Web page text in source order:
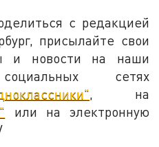
с редакцией
присылайте свои
и новости на наши
сетях
, на
или на электронную